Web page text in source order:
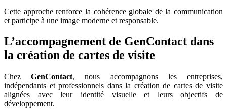
Cette approche renforce la cohérence globale de la communication
et participe à une image moderne et responsable.
L’accompagnement de GenContact dans
la création de cartes de visite
ChezGenContact, nous accompagnons les entreprises,
indépendants et professionnels dans la création de cartes de visite
alignées avec leur identité visuelle et leurs objectifs de
développement.